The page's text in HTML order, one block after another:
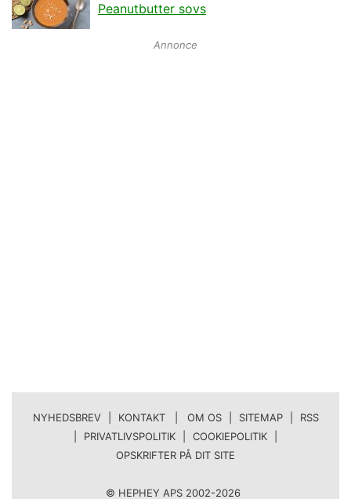
Peanutbutter sovs
Annonce
NYHEDSBREV KONTAKT | OM OS SITEMAP
RSS
PRIVATLIVSPOLITIK COOKIEPOLITIK
OPSKRIFTER PÅ DIT SITE
© HEPHEY APS 2002-2026